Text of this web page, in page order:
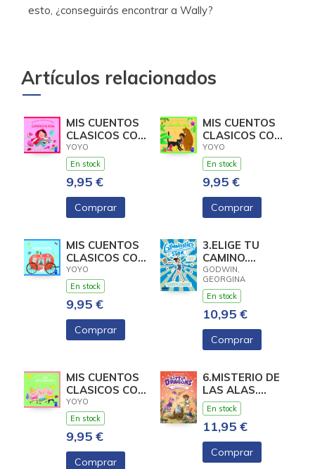
esto, ¿conseguirás encontrar a Wally?
Artículos relacionados
MIS CUENTOS
CLASICOS CON
TEXTURAS.
CAPERUCITA
ROJA
YOYO
En stock
9,95 €
Comprar
MIS CUENTOS
CLASICOS CON
TEXTURAS. EL
LIBRO DE LA
YOYO
En stock
9,95 €
Comprar
MIS CUENTOS
CLASICOS CON
TEXTURAS.
CENICIENTA
YOYO
En stock
9,95 €
Comprar
3.ELIGE TU
CAMINO.
(GYMNASTICS
STAR)
GODWIN,
GEORGINA
En stock
10,95 €
Comprar
MIS CUENTOS
CLASICOS CON
TEXTURAS.
LOS TRES
CERDIT
YOYO
En stock
9,95 €
Comprar
6.MISTERIO DE
LAS ALAS.
(LITTLE
DRAGONS)
En stock
11,95 €
Comprar